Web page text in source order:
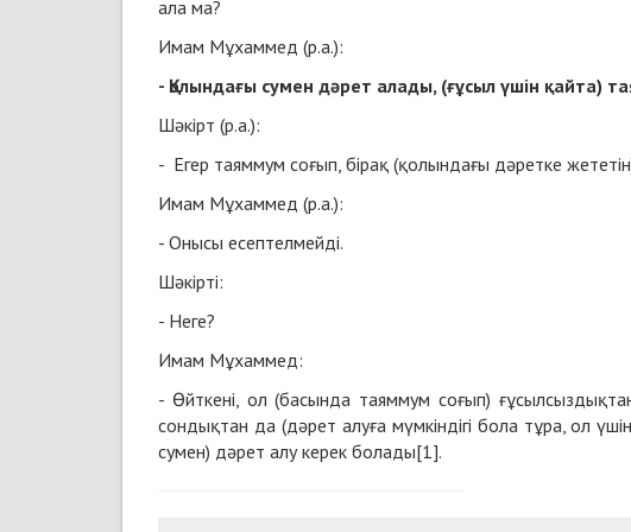
ала ма?
Имам Мұхаммед (р.а.):
- Қолындағы сумен дәрет алады, (ғұсыл үшін қайта)
Шәкірт (р.а.):
- Егер таяммум соғып, бірақ (қолындағы дәретке
Имам Мұхаммед (р.а.):
- Онысы есептелмейді.
Шәкірті:
- Неге?
Имам Мұхаммед:
- Өйткені, ол (басында таяммум соғып)
сондықтан да (дәрет алуға мүмкіндігі бола тұра, ол
сумен) дәрет алу керек болады[1].